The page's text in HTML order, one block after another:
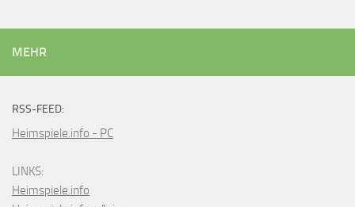
MEHR
RSS-FEED:
Heimspiele.info - PC
LINKS:
Heimspiele.info